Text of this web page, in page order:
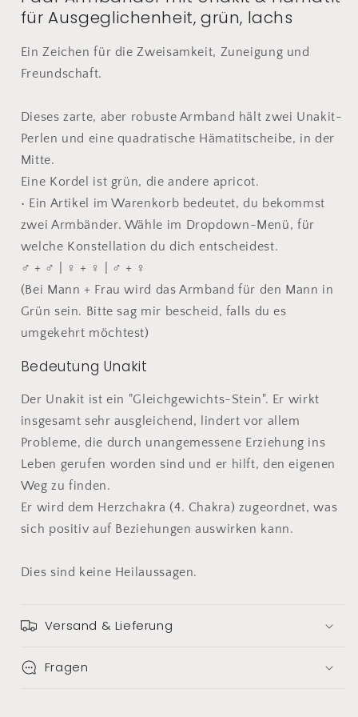
Hämatit
Ausgeglichenheit
Hämatit
Ausgeglichenheit
für Ausgeglichenheit, grün, lachs
Ein Zeichen für die Zweisamkeit, Zuneigung und
Freundschaft.
Dieses zarte, aber robuste Armband hält zwei Unakit-
Perlen und eine quadratische Hämatitscheibe, in der
Mitte.
Eine Kordel ist grün, die andere apricot.
• Ein Artikel im Warenkorb bedeutet, du bekommst
zwei Armbänder. Wähle im Dropdown-Menü, für
welche Konstellation du dich entscheidest.
♂ + ♂ | ♀ + ♀ | ♂ + ♀
(Bei Mann + Frau wird das Armband für den Mann in
Grün sein. Bitte sag mir bescheid, falls du es
umgekehrt möchtest)
Bedeutung Unakit
Der Unakit ist ein "Gleichgewichts-Stein". Er wirkt
insgesamt sehr ausgleichend, lindert vor allem
Probleme, die durch unangemessene Erziehung ins
Leben gerufen worden sind und er hilft, den eigenen
Weg zu finden.
Er wird dem Herzchakra (4. Chakra) zugeordnet, was
sich positiv auf Beziehungen auswirken kann.
Dies sind keine Heilaussagen.
Versand & Lieferung
Fragen